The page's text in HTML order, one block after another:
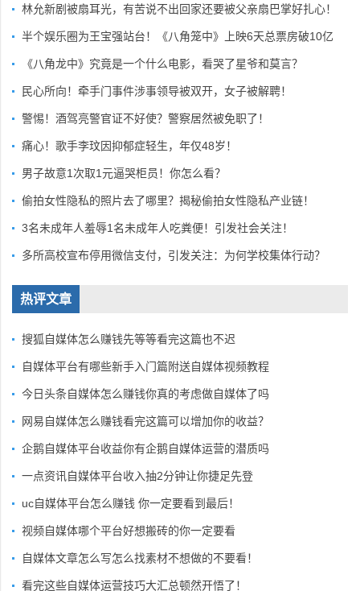
林允新剧被扇耳光，有苦说不出回家还要被父亲扇巴掌好扎心！
半个娱乐圈为王宝强站台！《八角笼中》上映6天总票房破10亿
《八角龙中》究竟是一个什么电影，看哭了星爷和莫言？
民心所向！牵手门事件涉事领导被双开，女子被解聘！
警惕！酒驾亮警官证不好使？警察居然被免职了！
痛心！歌手李玟因抑郁症轻生，年仅48岁！
男子故意1次取1元逼哭柜员！你怎么看？
偷拍女性隐私的照片去了哪里？揭秘偷拍女性隐私产业链！
3名未成年人羞辱1名未成年人吃粪便！引发社会关注！
多所高校宣布停用微信支付，引发关注：为何学校集体行动？
热评文章
搜狐自媒体怎么赚钱先等等看完这篇也不迟
自媒体平台有哪些新手入门篇附送自媒体视频教程
今日头条自媒体怎么赚钱你真的考虑做自媒体了吗
网易自媒体怎么赚钱看完这篇可以增加你的收益？
企鹅自媒体平台收益你有企鹅自媒体运营的潜质吗
一点资讯自媒体平台收入抽2分钟让你捷足先登
uc自媒体平台怎么赚钱 你一定要看到最后！
视频自媒体哪个平台好想搬砖的你一定要看
自媒体文章怎么写怎么找素材不想做的不要看！
看完这些自媒体运营技巧大汇总顿然开悟了！